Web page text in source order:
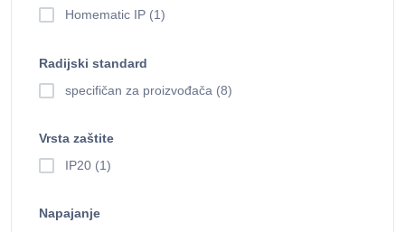
Homematic IP (1)
Radijski standard
specifičan za proizvođača (8)
Vrsta zaštite
IP20 (1)
Napajanje